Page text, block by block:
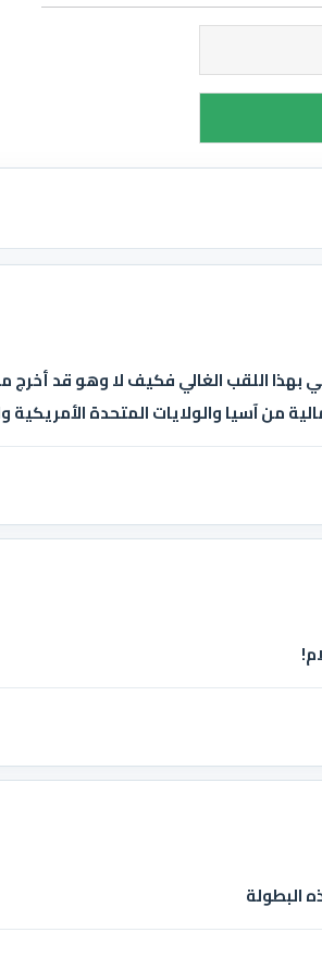
بهذا اللقب الغالي فكيف لا وهو قد أخرج
من آسيا والولايات المتحدة الأمريكية
البطولة